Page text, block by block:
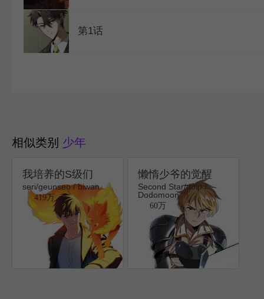
第1话
相似类别 少年
我培养的S级们
seri/geunseo / biwan
419万
懒惰少爷的觉醒
Second Star/doip /
Dodomoon
60万